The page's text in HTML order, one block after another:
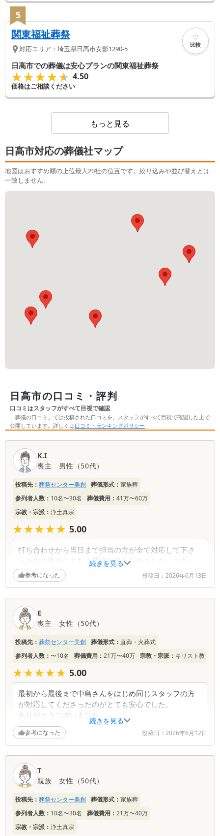
5
関東福祉葬祭
対応エリア： 埼玉県日高市女影1290-5 比較
日高市での葬儀は安心プランの関東福祉葬祭
★★★★★
★★★★★ 4.50
価格はご相談ください
もっと見る
日高市対応の葬儀社マップ
地図はおすすめ順の上位最大20社の位置です。絞り込みや並び替えとは
一致しません。
日高市の口コミ・評判
口コミはスタッフがすべて目視で確認
「葬儀の口コミ」では投稿された口コミを、スタッフがすべて目視で確認した上で
公開しています。詳しくは口コミ・ランキングポリシー
口
続きを見る
K.I
喪主
男性 （50代）
投稿先： 葬祭センター美創 葬儀形式： 家族葬
参列者人数： 10名〜30名 葬儀費用： 41万〜60万
宗教・宗派： 浄土真宗
★★★★★
★★★★★ 5.00
打ち合わせから当日まで担当の方が全て対応して下さ
ったので困ることなく葬儀を終えられました。スタッ
フの方もていねいで安心の式でした。
参考になった 投稿日： 2026年6月13日
続きを見る
E
喪主
女性 （50代）
投稿先： 葬祭センター美創 葬儀形式： 直葬・火葬式
参列者人数： 〜10名 葬儀費用： 21万〜40万 宗教・宗派： キリスト教
★★★★★
★★★★★ 5.00
最初から最後まで中島さんをはじめ同じスタッフの方
が対応してくださったのがとても安心でした。
ありがとうございました。
参考になった 投稿日： 2026年6月12日
T
親族
女性 （50代）
投稿先： 葬祭センター美創 葬儀形式： 家族葬
参列者人数： 10名〜30名 葬儀費用： 21万〜40万
宗教・宗派： 浄土真宗